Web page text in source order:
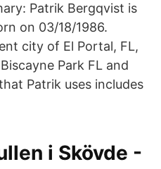
Patrik Bergqvist is
on 03/18/1986.
city of El Portal, FL,
Park FL and
Patrik uses includes
i Skövde -